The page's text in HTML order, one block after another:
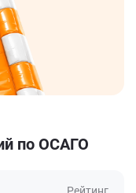
по ОСАГО
Рейтинг